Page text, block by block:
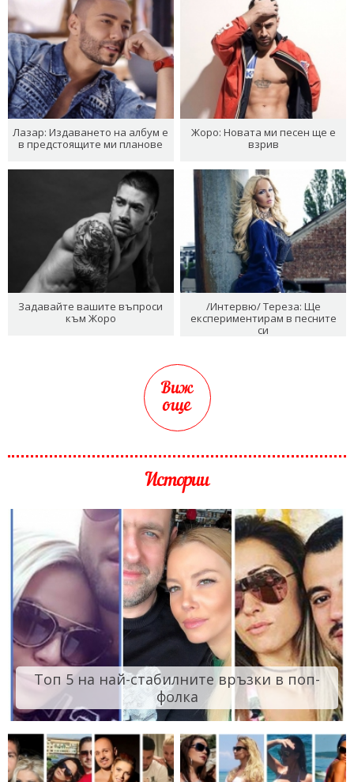
Лазар: Издаването на албум е
в предстоящите ми планове
Жоро: Новата ми песен ще е
взрив
Задавайте вашите въпроси
към Жоро
/Интервю/ Тереза: Ще
експериментирам в песните
си
Виж
още
Истории
Топ 5 на най-стабилните връзки в поп-
фолка